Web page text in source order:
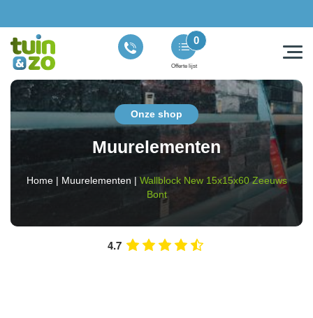
Offerte lijst
0
Onze shop
Muurelementen
Home| Muurelementen | Wallblock New 15x15x60 Zeeuws
Bont
4.7